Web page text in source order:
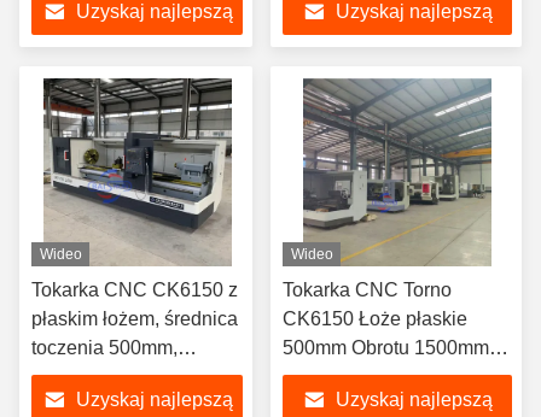
Uzyskaj najlepszą Uzyskaj najlepszą
Wideo
Tokarka CNC CK6150 z
płaskim łożem, średnica
toczenia 500mm,
długość toczenia
3000mmUzyskaj najlepszą
Wideo
Tokarka CNC Torno
CK6150 Łoże płaskie
500mm Obrotu 1500mm
Długości przedmiotu
obrabianego
Uzyskaj najlepszą